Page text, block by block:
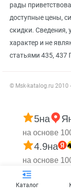
Каталог
рады
доступные цены,
скидки. Сведения,
характер и не
статьями 435, 437
© Msk-katalog.ru 2010
5на
на основе
4.9на
на основе